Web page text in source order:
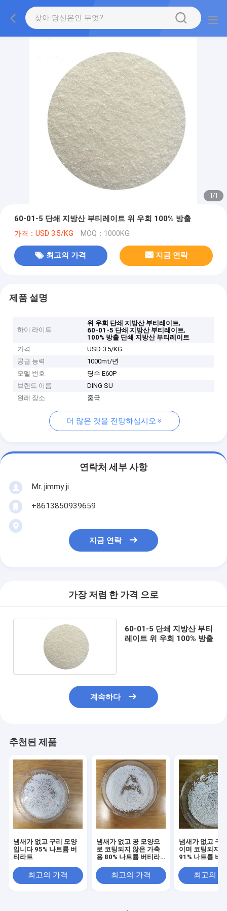
1/1
60-01-5 단쇄 지방산 부티레이트 위 우회 100% 방출
가격：USD 3.5/KG MOQ：1000KG
최고의 가격 지금 연락
제품 설명
하이 라이트
위 우회 단쇄 지방산 부티레이트,
60-01-5 단쇄 지방산 부티레이트,
100% 방출 단쇄 지방산 부티레이트
가격
USD 3.5/KG
공급 능력
1000mt/년
모델 번호
딩수 E60P
브랜드 이름
DING SU
원래 장소
중국
더 많은 것을 전망하십시오
연락처 세부 사항
Mr. jimmy ji
+8613850939659
지금 연락
가장 저렴 한 가격 으로
60-01-5 단쇄 지방산 부티
레이트 위 우회 100% 방출
계속하다
추천된 제품
냄새가 없고 구리 모양
입니다 95% 나트륨 버
티라트
최고의 가격
냄새가 없고 공 모양으
로 코팅되지 않은 가축
용 80% 나트륨 버티라
최고의 가격
냄새가 없고 구
이며 코팅되지
91% 나트륨 버
최고의